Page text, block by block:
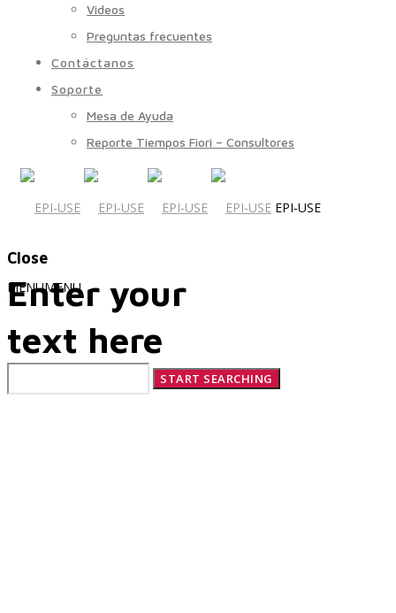
Videos
Preguntas frecuentes
Contáctanos
Soporte
Mesa de Ayuda
Reporte Tiempos Fiori – Consultores
EPI-USE
MENUMENU
Close
Enter your
text here